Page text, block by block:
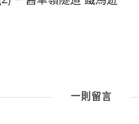
一則留言